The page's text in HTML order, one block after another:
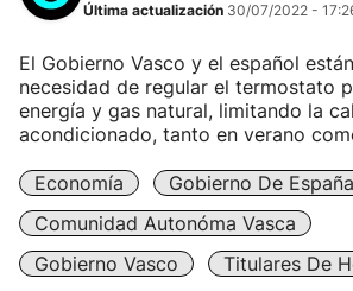
Última actualización 30/07/2022 -
El Gobierno Vasco y el español
necesidad de regular el termostato
energía y gas natural, limitando la
acondicionado, tanto en verano
Economía Gobierno De España
Comunidad Autonóma Vasca
Gobierno Vasco
Titulares De